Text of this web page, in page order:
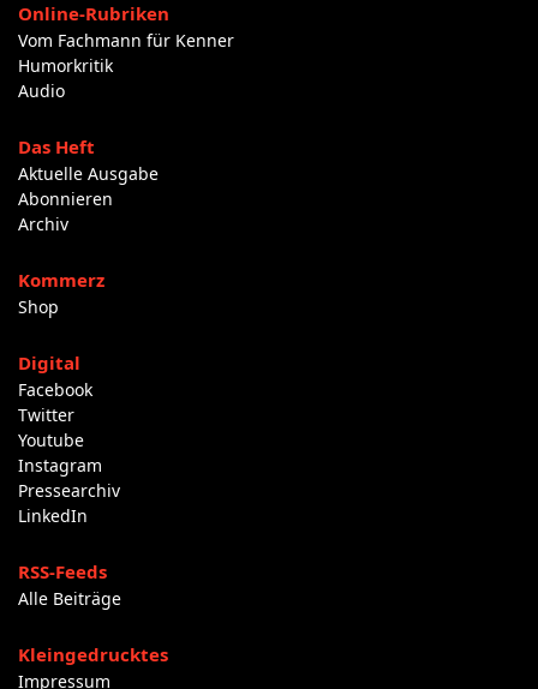
Online-Rubriken
Vom Fachmann für Kenner
Humorkritik
Audio
Das Heft
Aktuelle Ausgabe
Abonnieren
Archiv
Kommerz
Shop
Digital
Facebook
Twitter
Youtube
Instagram
Pressearchiv
LinkedIn
RSS-Feeds
Alle Beiträge
Kleingedrucktes
Impressum